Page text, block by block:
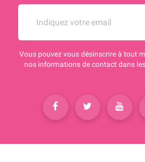
Vous pouvez vous désinscrire à tout
nos informations de contact dans